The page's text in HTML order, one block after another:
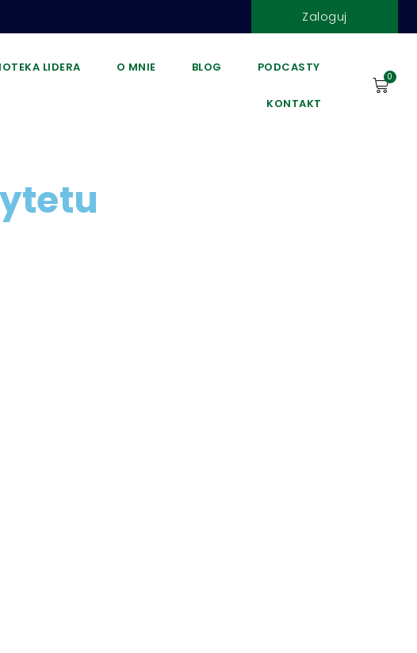
Zaloguj
LIDERA O MNIE BLOG PODCASTY
KONTAKT
0